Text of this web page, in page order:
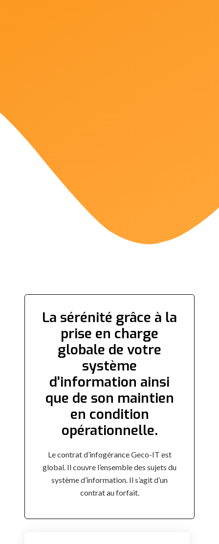
La sérénité grâce à la
prise en charge
globale de votre
système
d'information ainsi
que de son maintien
en condition
opérationnelle.
Le contrat d’infogérance Geco-IT est
global. Il couvre l’ensemble des sujets du
système d’information. Il s’agit d’un
contrat au forfait.